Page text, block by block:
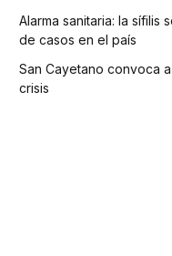
Alarma sanitaria: la sífilis
de casos en el país
San Cayetano convoca
crisis